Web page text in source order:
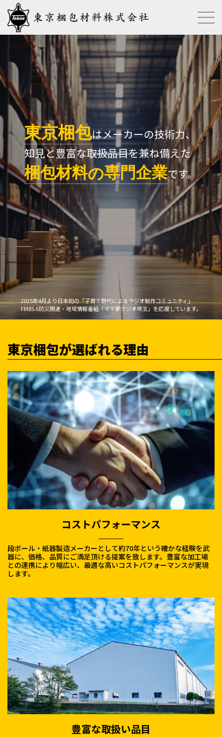
東京梱包はメーカーの技術力、
知見と豊富な取扱品目を兼ね備えた
梱包材料の専門企業です。
2025年4月より日本初の「子育て世代によるラジオ制作コミュニティ」
FM85.6防災関連・地域情報番組「ママ夢ラジオ埼玉」を応援しています。
東京梱包が選ばれる理由
コストパフォーマンス
段ボール・紙器製造メーカーとして約70年という確かな経験を武
器に、価格、品質にご満足頂ける提案を致します。豊富な加工場
との連携により幅広い、最適な高いコストパフォーマンスが実現
します。
豊富な取扱い品目